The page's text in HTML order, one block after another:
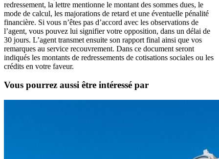
redressement, la lettre mentionne le montant des sommes dues, le
mode de calcul, les majorations de retard et une éventuelle pénalité
financière. Si vous n’êtes pas d’accord avec les observations de
l’agent, vous pouvez lui signifier votre opposition, dans un délai de
30 jours. L’agent transmet ensuite son rapport final ainsi que vos
remarques au service recouvrement. Dans ce document seront
indiqués les montants de redressements de cotisations sociales ou les
crédits en votre faveur.
Vous pourrez aussi être intéressé par